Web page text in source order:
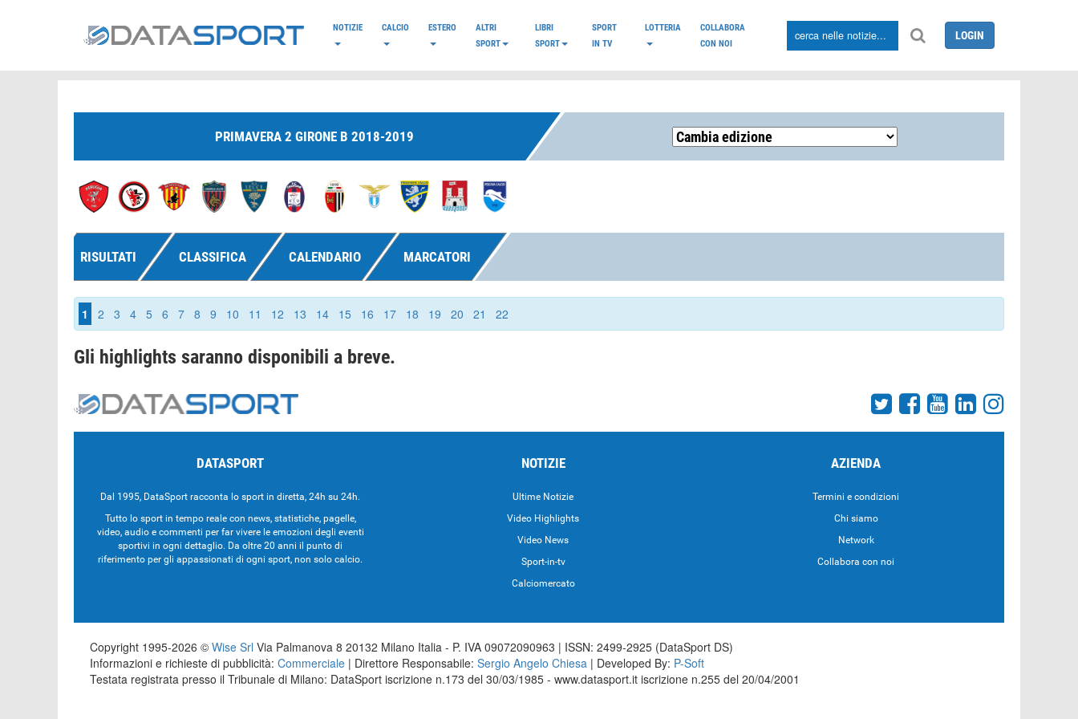
NOTIZIE CALCIO ESTERO
ALTRI
SPORT
LIBRI
SPORT
SPORT
IN TV
LOTTERIA
COLLABORA
CON NOI
LOGIN
PRIMAVERA 2 GIRONE B 2018-2019
RISULTATI CLASSIFICA CALENDARIO MARCATORI
1 2 3 4 5 6 7 8 9 10 11 12 13 14 15 16 17 18 19 20 21 22
Gli highlights saranno disponibili a breve.
DATASPORT
Dal 1995, DataSport racconta lo sport in diretta, 24h su 24h.
Tutto lo sport in tempo reale con news, statistiche, pagelle,
video, audio e commenti per far vivere le emozioni degli eventi
sportivi in ogni dettaglio. Da oltre 20 anni il punto di
riferimento per gli appassionati di ogni sport, non solo calcio.
NOTIZIE
Ultime Notizie
Video Highlights
Video News
Sport-in-tv
Calciomercato
AZIENDA
Termini e condizioni
Chi siamo
Network
Collabora con noi
Copyright 1995-2026 © Wise Srl Via Palmanova 8 20132 Milano Italia - P. IVA 09072090963 | ISSN: 2499-2925 (DataSport DS)
Informazioni e richieste di pubblicità: Commerciale | Direttore Responsabile: Sergio Angelo Chiesa | Developed By: P-Soft
Testata registrata presso il Tribunale di Milano: DataSport iscrizione n.173 del 30/03/1985 - www.datasport.it iscrizione n.255 del 20/04/2001